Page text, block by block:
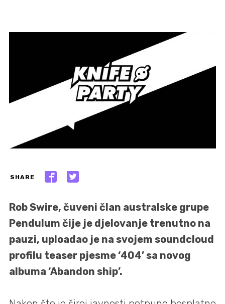
SHARE
Rob Swire, čuveni član australske grupe
Pendulum čije je djelovanje trenutno na
pauzi, uploadao je na svojem soundcloud
profilu teaser pjesme ‘404’ sa novog
albuma ‘Abandon ship’.